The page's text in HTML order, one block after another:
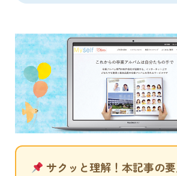
サクッと理解！本記事の